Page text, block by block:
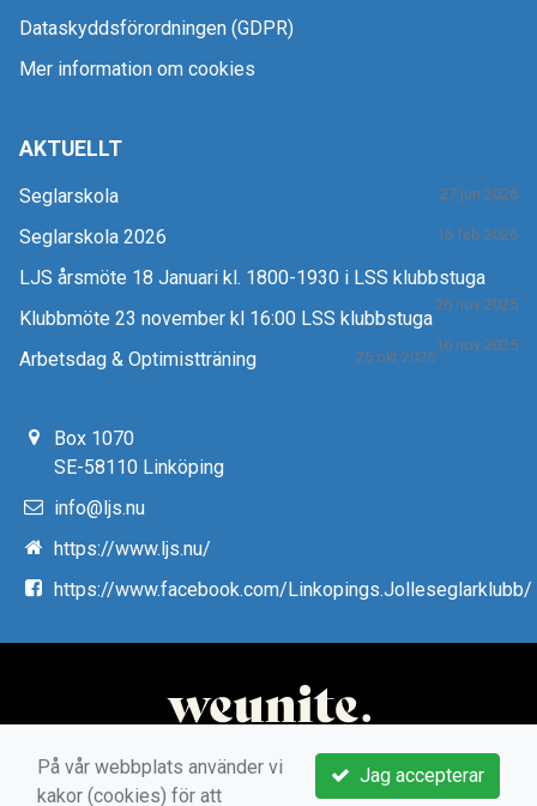
Dataskyddsförordningen (GDPR)
Mer information om cookies
AKTUELLT
Seglarskola 27 jun 2026
Seglarskola 2026 16 feb 2026
LJS årsmöte 18 Januari kl. 1800-1930 i LSS klubbstuga
26 nov 2025
Klubbmöte 23 november kl 16:00 LSS klubbstuga
16 nov 2025
Arbetsdag & Optimistträning 25 okt 2025
Box 1070
SE-58110 Linköping
info@ljs.nu
https://www.ljs.nu/
https://www.facebook.com/Linkopings.Jolleseglarklubb/
Jag accepterar
På vår webbplats använder vi
kakor (cookies) för att